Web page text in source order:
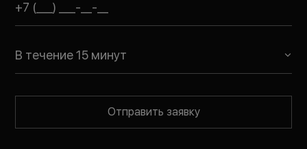
В течение 15 минут
Отправить заявку